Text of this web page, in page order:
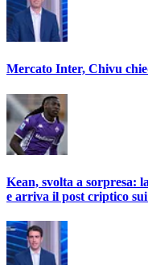
Mercato Inter, Chivu
Kean, svolta a sorpresa:
e arriva il post criptico sui